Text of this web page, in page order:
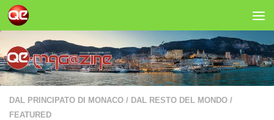
Salta al contenuto
DAL PRINCIPATO DI MONACO / DAL RESTO DEL MONDO /
FEATURED